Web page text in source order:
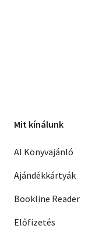
Mit kínálunk
AI Könyvajánló
Ajándékkártyák
Bookline Reader
Előfizetés